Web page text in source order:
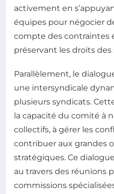
activement en
équipes pour négocier
compte des contraintes
préservant les droits des
Parallèlement, le
une intersyndicale
plusieurs syndicats.
la capacité du comité à
collectifs, à gérer les
contribuer aux grandes
stratégiques. Ce
au travers des réunions
commissions